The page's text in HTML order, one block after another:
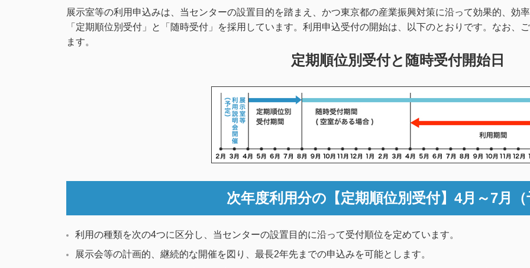
展示室等の利用申込みは、当センターの設置目的を踏まえ、かつ東京都の産業振興対策に沿って効果的、効
「定期順位別受付」と「随時受付」を採用しています。利用申込受付の開始は、以下のとおりです。なお、
ます。
定期順位別受付と随時受付開始日
次年度利用分の 【定期順位別受付】4月～7月（
利用の種類を次の4つに区分し、当センターの設置目的に沿って受付順位を定めています。
展示会等の計画的、継続的な開催を図り、最長2年先までの申込みを可能とします。